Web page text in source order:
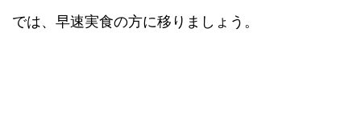
では、早速実食の方に移りましょう。